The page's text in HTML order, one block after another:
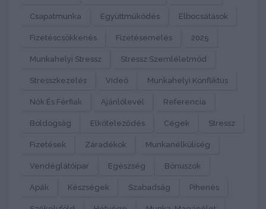
Csapatmunka Együttműködés Elbocsátások
Fizetéscsökkenés Fizetésemelés 2025
Munkahelyi Stressz Stressz Szemléletmód
Stresszkezelés Videó Munkahelyi Konfliktus
Nők És Férfiak Ajánlólevél Referencia
Boldogság Elköteleződés Cégek Stressz
Fizetések Záradékok Munkanélküliség
Vendéglátóipar Egészség Bónuszok
Apák Készségek Szabadság Pihenés